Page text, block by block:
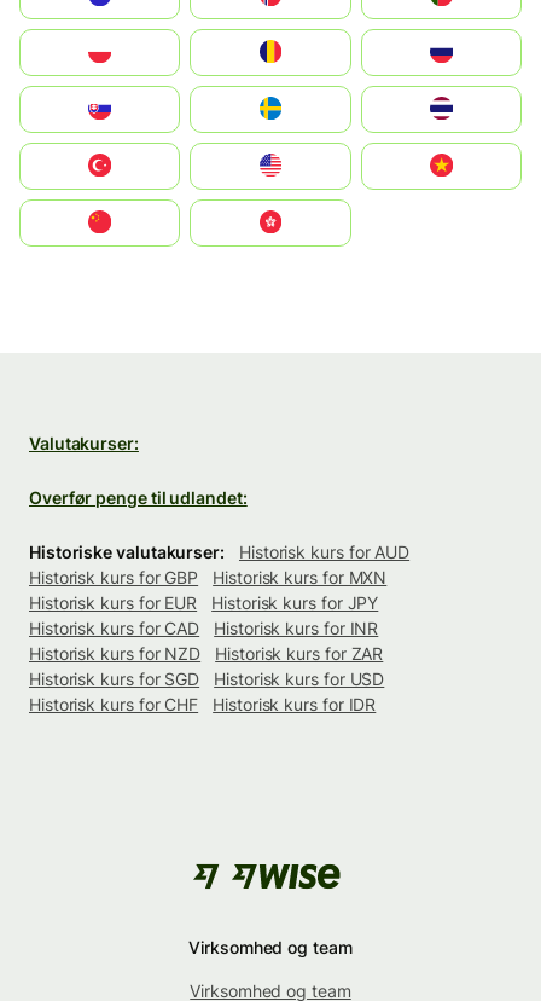
United States
中國香港特別行政區
Valutakurser:
Overfør penge til udlandet:
Historiske valutakurser:
Historisk kurs for AUD
Historisk kurs for GBP
Historisk kurs for MXN
Historisk kurs for EUR
Historisk kurs for JPY
Historisk kurs for CAD
Historisk kurs for INR
Historisk kurs for NZD
Historisk kurs for ZAR
Historisk kurs for SGD
Historisk kurs for USD
Historisk kurs for CHF
Historisk kurs for IDR
Virksomhed og team
Virksomhed og team